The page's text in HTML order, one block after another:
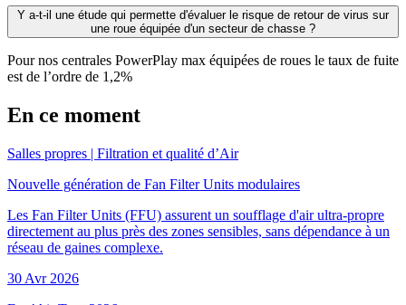
Y a-t-il une étude qui permette d'évaluer le risque de retour de virus sur
une roue équipée d'un secteur de chasse ?
Pour nos centrales PowerPlay max équipées de roues le taux de fuite
est de l’ordre de 1,2%
En ce moment
Salles propres | Filtration et qualité d’Air
Nouvelle génération de Fan Filter Units modulaires
Les Fan Filter Units (FFU) assurent un soufflage d'air ultra-propre
directement au plus près des zones sensibles, sans dépendance à un
réseau de gaines complexe.
30 Avr 2026